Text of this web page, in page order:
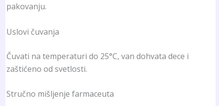
pakovanju.
Uslovi čuvanja
Čuvati na temperaturi do 25°C, van dohvata dece i
zaštićeno od svetlosti.
Stručno mišljenje farmaceuta